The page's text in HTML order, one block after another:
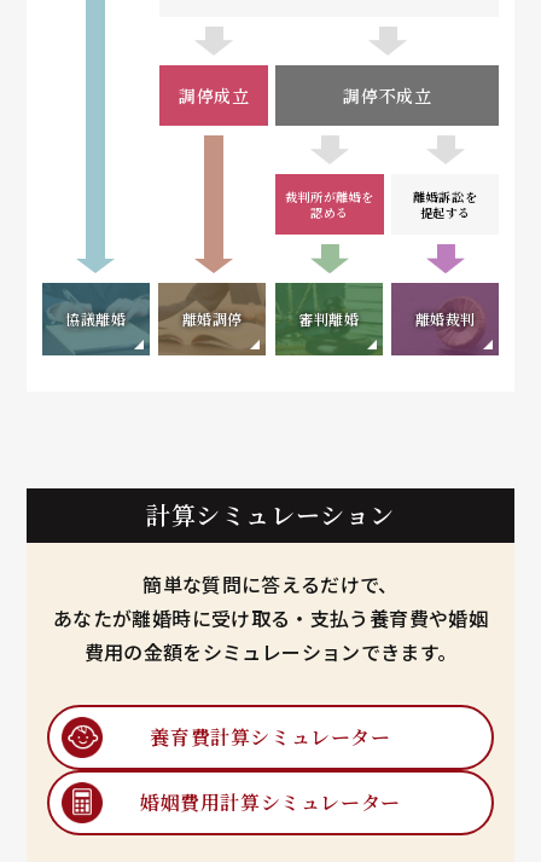
調停成立 調停不成立
裁判所が離婚を
認める
離婚訴訟を
提起する
協議離婚 離婚調停 審判離婚 離婚裁判
計算シミュレーション
簡単な質問に答えるだけで、
あなたが離婚時に受け取る・支払う養育費や婚姻
費用の金額をシミュレーションできます。
養育費計算シミュレーター
婚姻費用計算シミュレーター